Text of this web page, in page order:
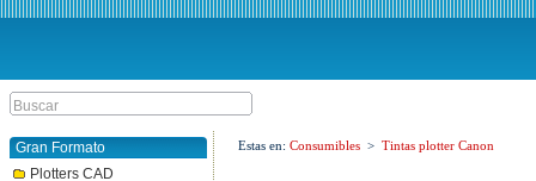
Gran Formato
Plotters CAD
Estas en: Consumibles > Tintas plotter Canon